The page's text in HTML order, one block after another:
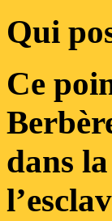
Qui
Ce
dans